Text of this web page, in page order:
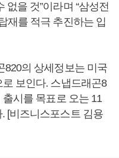
없을 것”이라며 “삼성전
재를 적극 추진하는 입
820의 상세정보는 미국
보인다. 스냅드래곤8
시를 목표로 오는 11
[비즈니스포스트 김용